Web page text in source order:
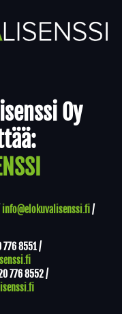
Oy
info@elokuvalisenssi.fi/
776 8551/
776 8552/